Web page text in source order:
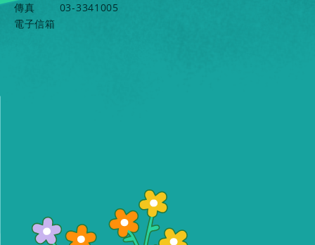
傳真
03-3341005
電子信箱